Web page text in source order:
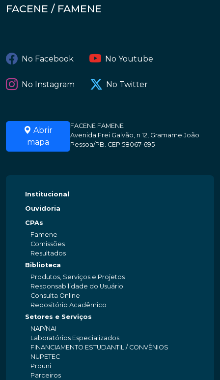
FACENE / FAMENE
No Facebook No Youtube
No Instagram No Twitter
Abrir
mapa
FACENE FAMENE
Avenida Frei Galvão, n 12, Gramame João
Pessoa/PB. CEP:58067-695
Institucional
Ouvidoria
CPAs
Famene
Comissões
Resultados
Biblioteca
Produtos, Serviços e Projetos
Responsabilidade do Usuário
Consulta Online
Repositório Acadêmico
Setores e Serviços
NAP/NAI
Laboratórios Especializados
FINANCIAMENTO ESTUDANTIL / CONVÊNIOS
NUPETEC
Prouni
Parceiros